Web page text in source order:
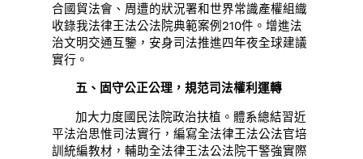
合國貿法會、周遭的狀況署和世界常識產權組織
收錄我法律王法公法院典範案例210件。增進法
治文明交通互鑒，安身司法推進四年夜全球建議
實行。
五、固守公正公理，規范司法權利運轉
加大力度國民法院政治扶植。體系總結習近
平法治思惟司法實行，編寫全法律王法公法官培
訓統編教材，輔助全法律王法公法院干警強實際